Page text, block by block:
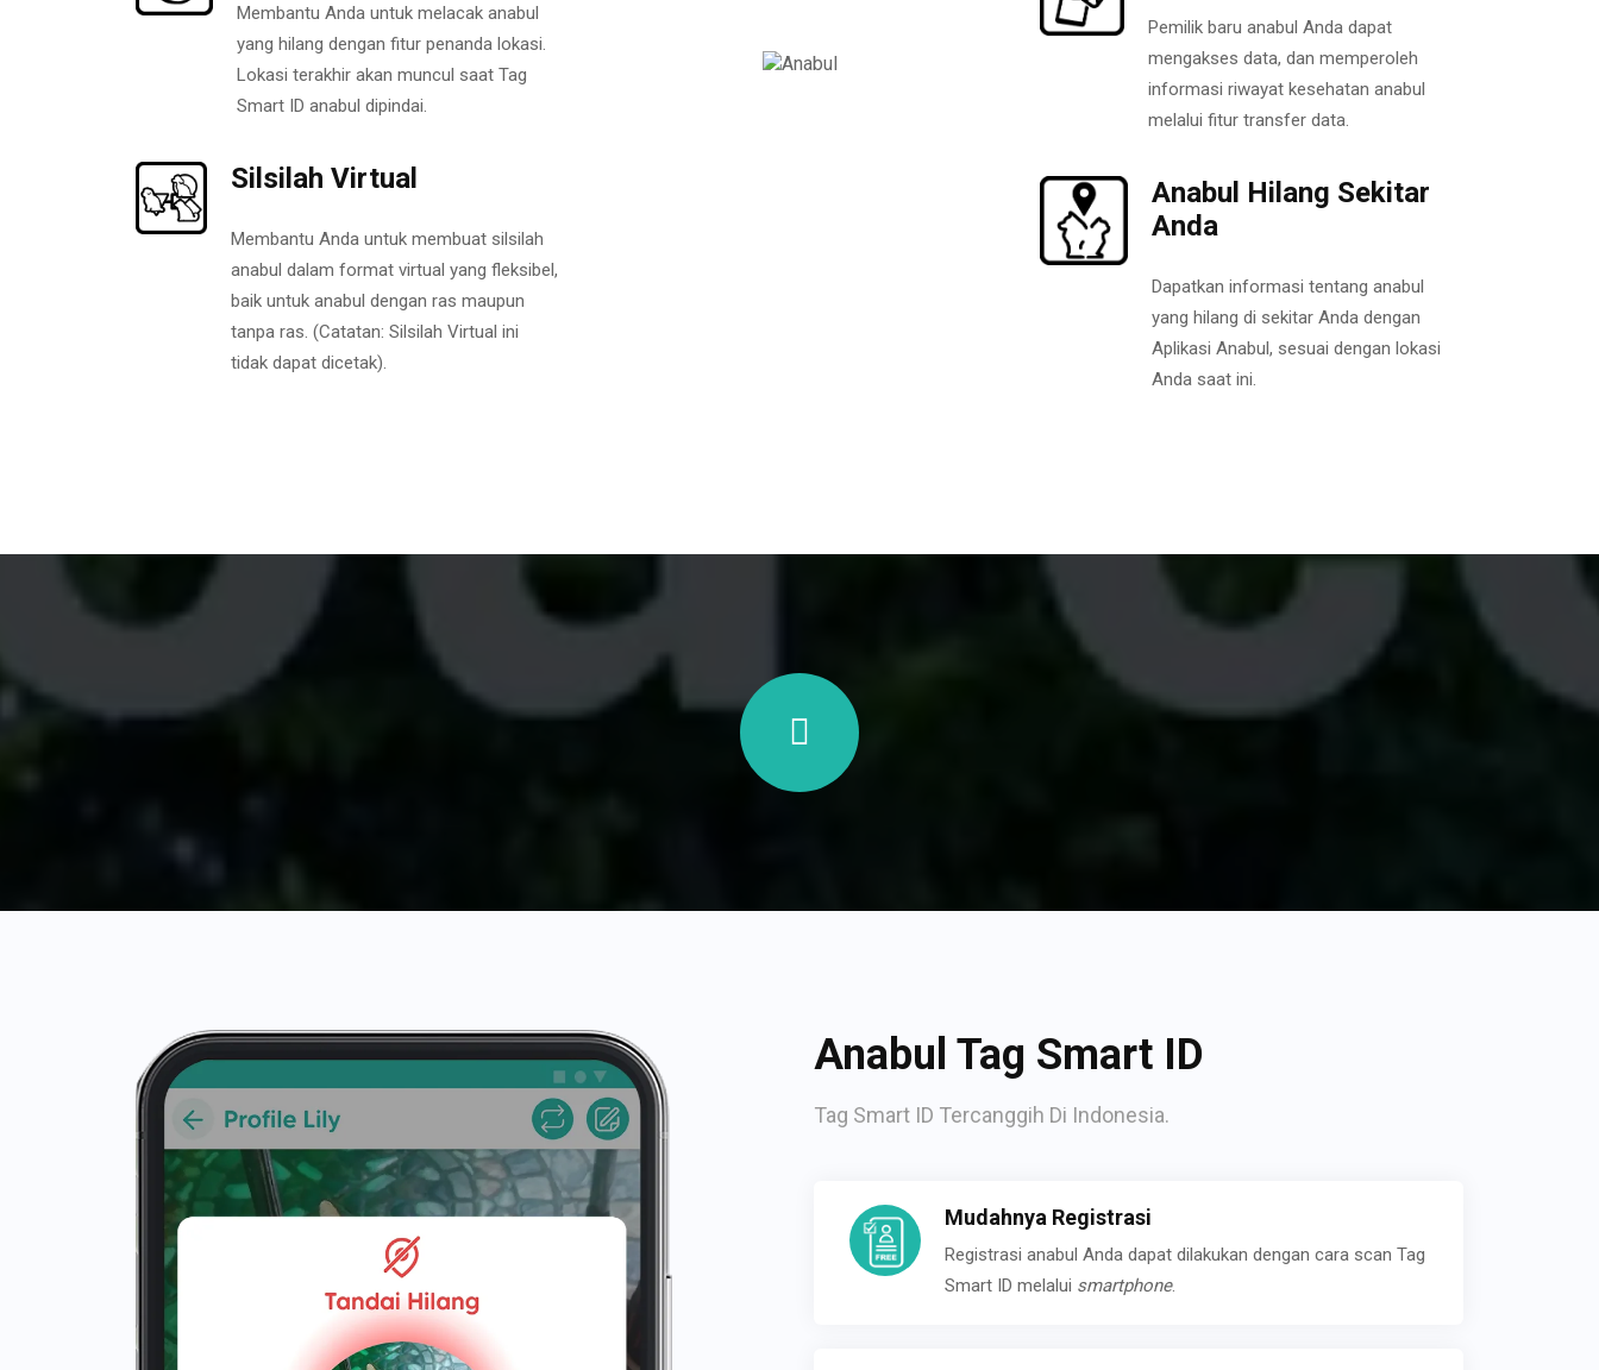
Membantu Anda untuk melacak anabul
yang hilang dengan fitur penanda lokasi.
Lokasi terakhir akan muncul saat Tag
Smart ID anabul dipindai.
Silsilah Virtual
Membantu Anda untuk membuat silsilah
anabul dalam format virtual yang fleksibel,
baik untuk anabul dengan ras maupun
tanpa ras. (Catatan: Silsilah Virtual ini
tidak dapat dicetak).
Pemilik baru anabul Anda dapat
mengakses data, dan memperoleh
informasi riwayat kesehatan anabul
melalui fitur transfer data.
Anabul Hilang Sekitar
Anda
Dapatkan informasi tentang anabul
yang hilang di sekitar Anda dengan
Aplikasi Anabul, sesuai dengan lokasi
Anda saat ini.
Anabul Tag Smart ID
Tag Smart ID Tercanggih Di Indonesia.
Mudahnya Registrasi
Registrasi anabul Anda dapat dilakukan dengan cara scan Tag
Smart ID melalui smartphone.